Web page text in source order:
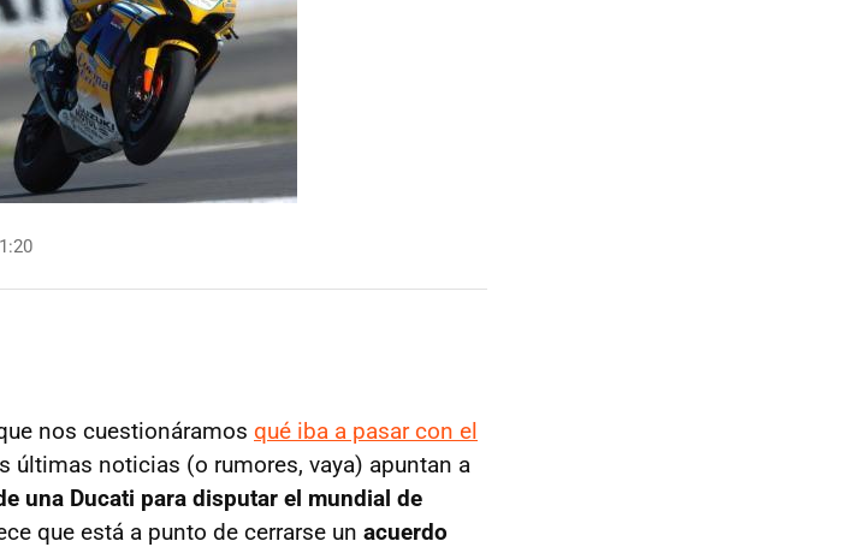
nos cuestionáramos qué iba a pasar con el
últimas noticias (o rumores, vaya) apuntan a
una Ducati para disputar el mundial de
que está a punto de cerrarse un acuerdo